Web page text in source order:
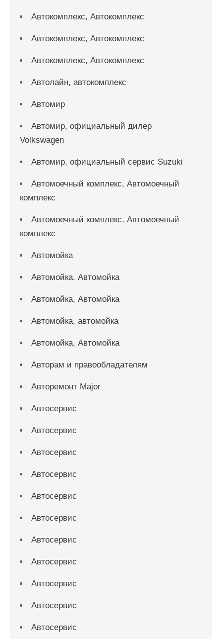
Автокомплекс, Автокомплекс
Автокомплекс, Автокомплекс
Автокомплекс, Автокомплекс
Автолайн, автокомплекс
Автомир
Автомир, официальный дилер
Volkswagen
Автомир, официальный сервис Suzuki
Автомоечный комплекс, Автомоечный
комплекс
Автомоечный комплекс, Автомоечный
комплекс
Автомойка
Автомойка, Автомойка
Автомойка, Автомойка
Автомойка, автомойка
Автомойка, Автомойка
Авторам и правообладателям
Авторемонт Major
Автосервис
Автосервис
Автосервис
Автосервис
Автосервис
Автосервис
Автосервис
Автосервис
Автосервис
Автосервис
Автосервис